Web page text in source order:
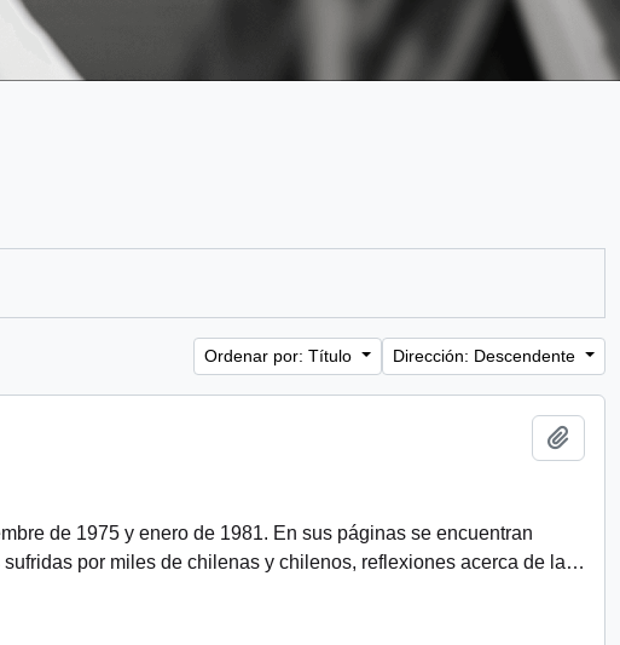
Ordenar por: Título Dirección: Descendente
de 1975 y enero de 1981. En sus páginas se encuentran
por miles de chilenas y chilenos, reflexiones acerca de la…